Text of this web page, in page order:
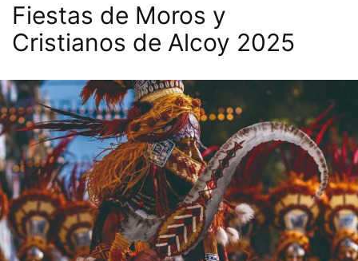
Fiestas de Moros y
Cristianos de Alcoy 2025